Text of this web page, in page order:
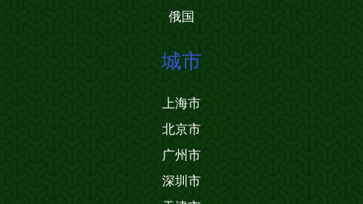
俄国
城市
上海市
北京市
广州市
深圳市